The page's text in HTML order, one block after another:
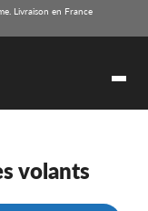
Livraison en France
volants